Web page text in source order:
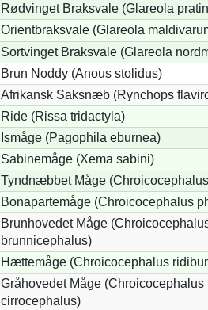
Rødvinget Braksvale (Glareola
Orientbraksvale (Glareola
Sortvinget Braksvale (Glareola
Brun Noddy (Anous stolidus)
Afrikansk Saksnæb (Rynchops
Ride (Rissa tridactyla)
Ismåge (Pagophila eburnea)
Sabinemåge (Xema sabini)
Tyndnæbbet Måge
Bonapartemåge (Chroicocephalus
Brunhovedet Måge
brunnicephalus)
Hættemåge (Chroicocephalus
Gråhovedet Måge (Chroicocephalus
cirrocephalus)